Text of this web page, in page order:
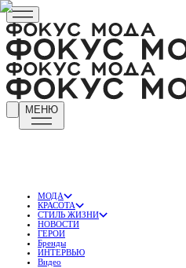
МЕНЮ
МОДА
КРАСОТА
СТИЛЬ ЖИЗНИ
НОВОСТИ
ГЕРОИ
Бренды
ИНТЕРВЬЮ
Видео